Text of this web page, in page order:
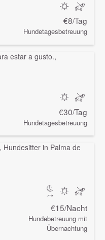
€8/Tag
Hundetagesbetreuung
€30/Tag
Hundetagesbetreuung
€15/Nacht
Hundebetreuung mit
Übernachtung